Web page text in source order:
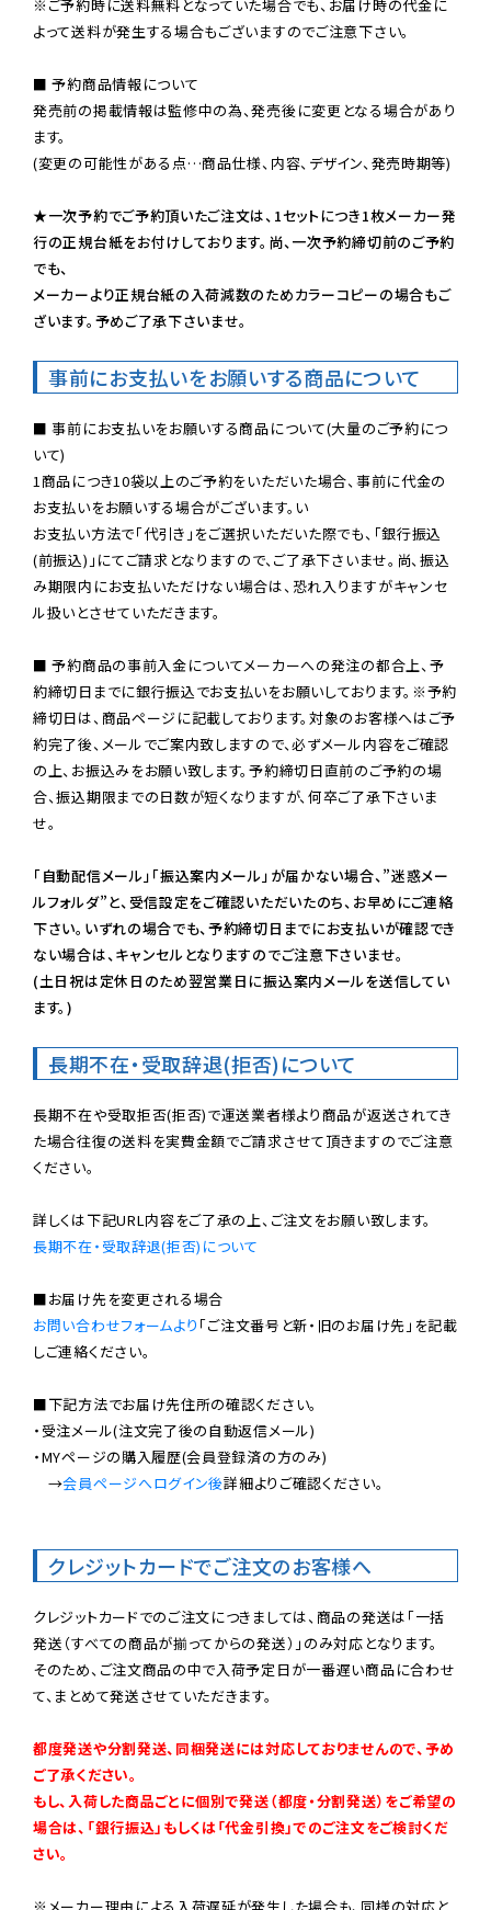
※ご予約時に送料無料となっていた場合でも、お届け時の代金に
よって送料が発生する場合もございますのでご注意下さい。
■ 予約商品情報について
発売前の掲載情報は監修中の為、発売後に変更となる場合があり
ます。
(変更の可能性がある点…商品仕様、内容、デザイン、発売時期等)
★一次予約でご予約頂いたご注文は、1セットにつき1枚メーカー発
行の正規台紙をお付けしております。尚、一次予約締切前のご予約
でも、
メーカーより正規台紙の入荷減数のためカラーコピーの場合もご
ざいます。予めご了承下さいませ。
事前にお支払いをお願いする商品について
■ 事前にお支払いをお願いする商品について(大量のご予約につ
いて)
1商品につき10袋以上のご予約をいただいた場合、事前に代金の
お支払いをお願いする場合がございます。い
お支払い方法で「代引き」をご選択いただいた際でも、「銀行振込
(前振込)」にてご請求となりますので、ご了承下さいませ。尚、振込
み期限内にお支払いただけない場合は、恐れ入りますがキャンセ
ル扱いとさせていただきます。
■ 予約商品の事前入金についてメーカーへの発注の都合上、予
約締切日までに銀行振込でお支払いをお願いしております。※予約
締切日は、商品ページに記載しております。対象のお客様へはご予
約完了後、メールでご案内致しますので、必ずメール内容をご確認
の上、お振込みをお願い致します。予約締切日直前のご予約の場
合、振込期限までの日数が短くなりますが、何卒ご了承下さいま
せ。
「自動配信メール」「振込案内メール」が届かない場合、”迷惑メー
ルフォルダ”と、受信設定をご確認いただいたのち、お早めにご連絡
下さい。いずれの場合でも、予約締切日までにお支払いが確認でき
ない場合は、キャンセルとなりますのでご注意下さいませ。
(土日祝は定休日のため翌営業日に振込案内メールを送信してい
ます。)
長期不在・受取辞退(拒否)について
長期不在や受取拒否(拒否)で運送業者様より商品が返送されてき
た場合往復の送料を実費金額でご請求させて頂きますのでご注意
ください。
長期不在・受取辞退(拒否)について
お問い合わせフォームより 「ご注文番号と新・旧のお届け先」を記載
しご連絡ください。
■下記方法でお届け先住所の確認ください。
・受注メール(注文完了後の自動返信メール)
・MYページの購入履歴(会員登録済の方のみ)
→会員ページへログイン後詳細よりご確認ください。
クレジットカードでご注文のお客様へ
クレジットカードでのご注文につきましては、商品の発送は「一括
発送（すべての商品が揃ってからの発送）」のみ対応となります。
そのため、ご注文商品の中で入荷予定日が一番遅い商品に合わせ
て、まとめて発送させていただきます。
都度発送や分割発送、同梱発送には対応しておりませんので、予め
ご了承ください。
もし、入荷した商品ごとに個別で発送（都度・分割発送）をご希望の
場合は、「銀行振込」もしくは「代金引換」でのご注文をご検討くだ
さい。
※メーカー理由による入荷遅延が発生した場合も、同様の対応と